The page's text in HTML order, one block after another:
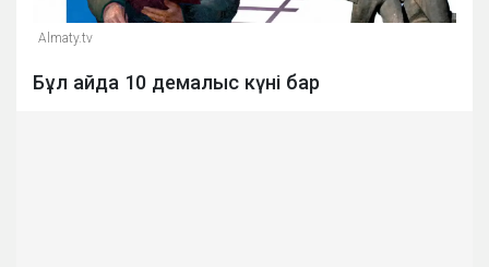
Almaty.tv
Бұл айда 10 демалыс күні бар